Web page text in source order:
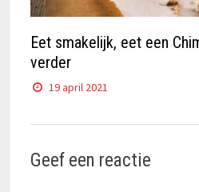
Eet smakelijk, eet een
verder
19 april 2021
Geef een reactie